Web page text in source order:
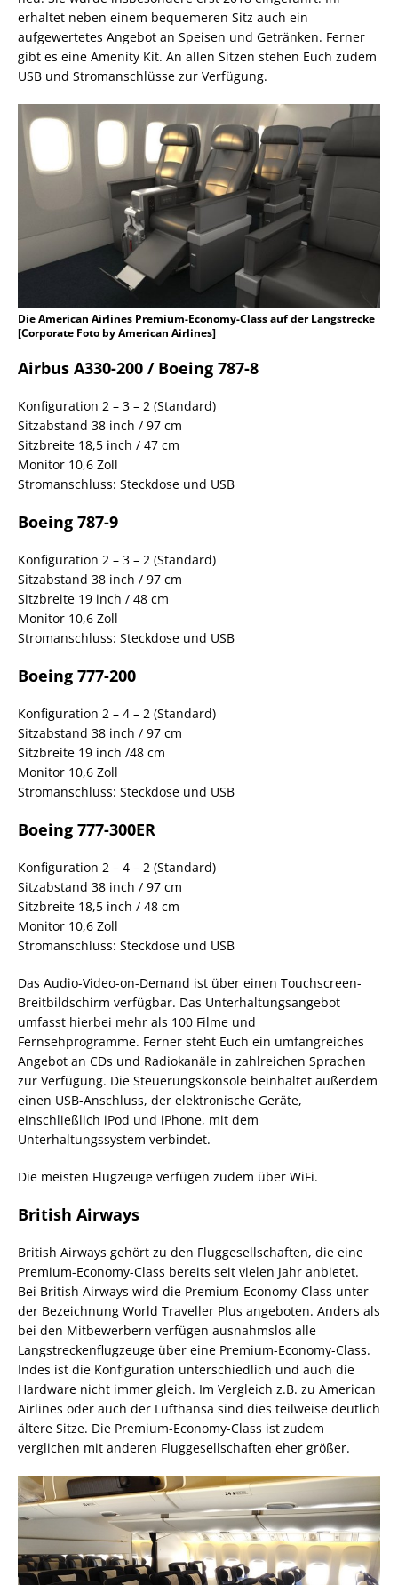
erhaltet neben einem bequemeren Sitz auch ein
aufgewertetes Angebot an Speisen und Getränken. Ferner
gibt es eine Amenity Kit. An allen Sitzen stehen Euch zudem
USB und Stromanschlüsse zur Verfügung.
Die American Airlines Premium-Economy-Class auf der Langstrecke
[Corporate Foto by American Airlines]
Airbus A330-200 / Boeing 787-8
Konfiguration 2 – 3 – 2 (Standard)
Sitzabstand 38 inch / 97 cm
Sitzbreite 18,5 inch / 47 cm
Monitor 10,6 Zoll
Stromanschluss: Steckdose und USB
Boeing 787-9
Konfiguration 2 – 3 – 2 (Standard)
Sitzabstand 38 inch / 97 cm
Sitzbreite 19 inch / 48 cm
Monitor 10,6 Zoll
Stromanschluss: Steckdose und USB
Boeing 777-200
Konfiguration 2 – 4 – 2 (Standard)
Sitzabstand 38 inch / 97 cm
Sitzbreite 19 inch /48 cm
Monitor 10,6 Zoll
Stromanschluss: Steckdose und USB
Boeing 777-300ER
Konfiguration 2 – 4 – 2 (Standard)
Sitzabstand 38 inch / 97 cm
Sitzbreite 18,5 inch / 48 cm
Monitor 10,6 Zoll
Stromanschluss: Steckdose und USB
Das Audio-Video-on-Demand ist über einen Touchscreen-
Breitbildschirm verfügbar. Das Unterhaltungsangebot
umfasst hierbei mehr als 100 Filme und
Fernsehprogramme. Ferner steht Euch ein umfangreiches
Angebot an CDs und Radiokanäle in zahlreichen Sprachen
zur Verfügung. Die Steuerungskonsole beinhaltet außerdem
einen USB-Anschluss, der elektronische Geräte,
einschließlich iPod und iPhone, mit dem
Unterhaltungssystem verbindet.
Die meisten Flugzeuge verfügen zudem über WiFi.
British Airways
British Airways gehört zu den Fluggesellschaften, die eine
Premium-Economy-Class bereits seit vielen Jahr anbietet.
Bei British Airways wird die Premium-Economy-Class unter
der Bezeichnung World Traveller Plus angeboten. Anders als
bei den Mitbewerbern verfügen ausnahmslos alle
Langstreckenflugzeuge über eine Premium-Economy-Class.
Indes ist die Konfiguration unterschiedlich und auch die
Hardware nicht immer gleich. Im Vergleich z.B. zu American
Airlines oder auch der Lufthansa sind dies teilweise deutlich
ältere Sitze. Die Premium-Economy-Class ist zudem
verglichen mit anderen Fluggesellschaften eher größer.